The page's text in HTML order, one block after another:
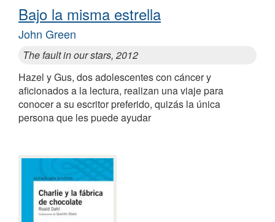
Bajo la misma estrella
John Green
The fault in our stars, 2012
Hazel y Gus, dos adolescentes con cáncer y
aficionados a la lectura, realizan una viaje para
conocer a su escritor preferido, quizás la única
persona que les puede ayudar